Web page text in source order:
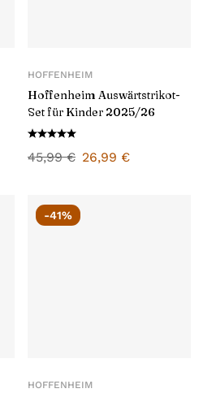
HOFFENHEIM
Hoffenheim Auswärtstrikot-
Set für Kinder 2025/26
45,99€ 26,99 €
-41%
HOFFENHEIM